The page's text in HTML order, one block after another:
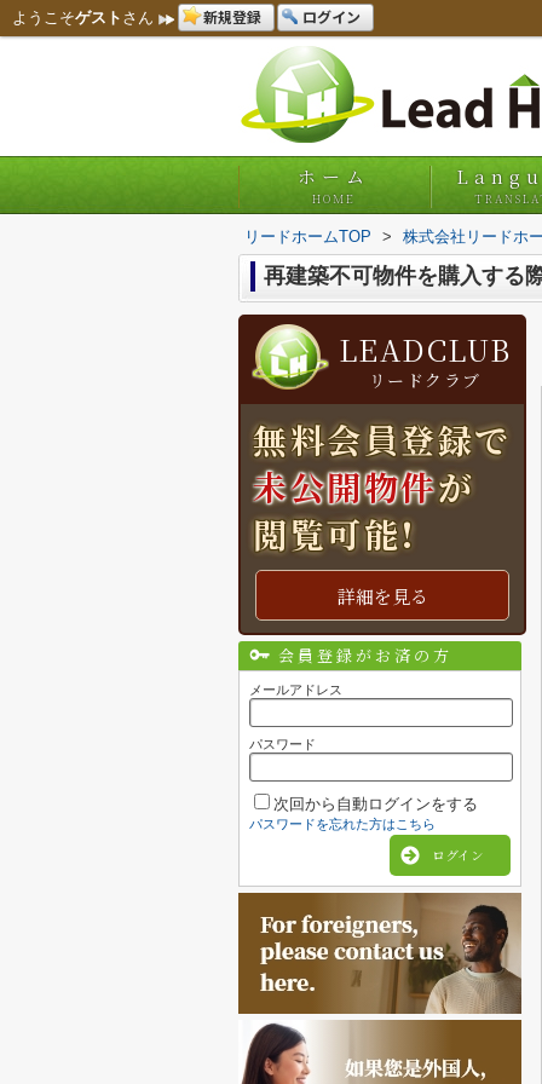
ようこそゲスト さん 新規登録 ログイン
ホーム
HOME
リードホームTOP > 株式会社リードホ
再建築不可物件を購入する
LEADCLUB
リードクラブ
無料会員登録で
未公開物件が
閲覧可能!
詳細を見る
会員登録がお済の方
メールアドレス
パスワード
次回から自動ログインをする
パスワードを忘れた方はこちら
ログイン